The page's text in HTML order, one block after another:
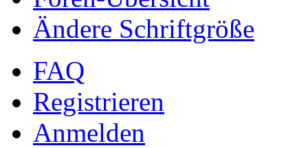
Ändere Schriftgröße
FAQ
Registrieren
Anmelden